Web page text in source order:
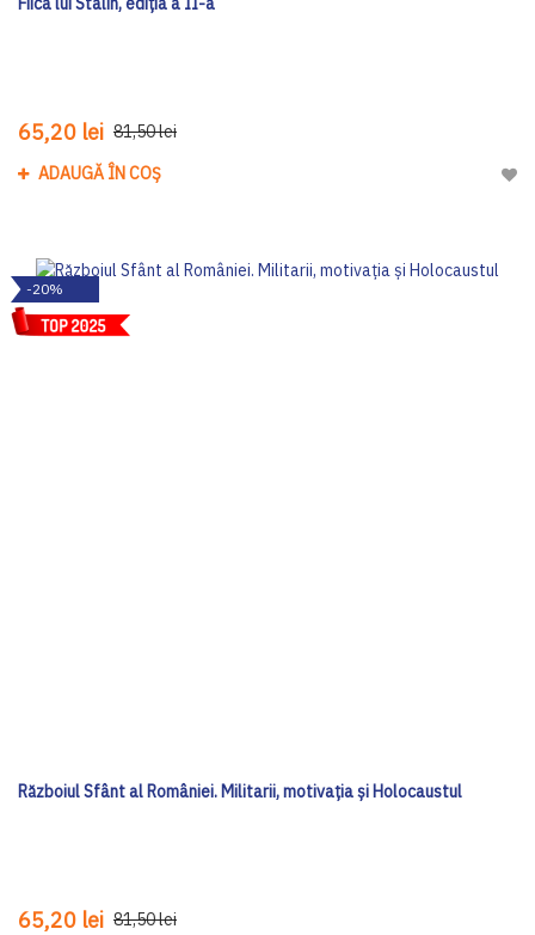
65,20 lei 81,50 lei
ADAUGĂ ÎN COȘ
-20%
Războiul Sfânt al României. Militarii, motivația și Holocaustul
65,20 lei 81,50 lei